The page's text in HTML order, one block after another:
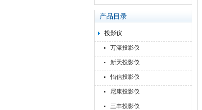
产品目录
投影仪
万濠投影仪
新天投影仪
怡信投影仪
尼康投影仪
三丰投影仪